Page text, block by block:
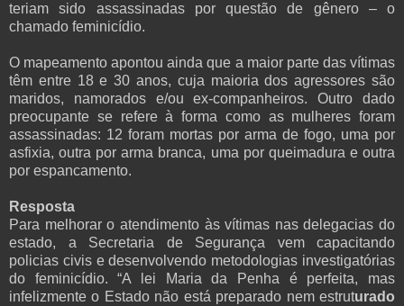
teriam sido assassinadas por questão de gênero – o
chamado feminicídio.
O mapeamento apontou ainda que a maior parte das vítimas
têm entre 18 e 30 anos, cuja maioria dos agressores são
maridos, namorados e/ou ex-companheiros. Outro dado
preocupante se refere à forma como as mulheres foram
assassinadas: 12 foram mortas por arma de fogo, uma por
asfixia, outra por arma branca, uma por queimadura e outra
por espancamento.
Resposta
Para melhorar o atendimento às vítimas nas delegacias do
estado, a Secretaria de Segurança vem capacitando
policias civis e desenvolvendo metodologias investigatórias
do feminicídio. “A lei Maria da Penha é perfeita, mas
infelizmente o Estado não está preparado nem estruturado